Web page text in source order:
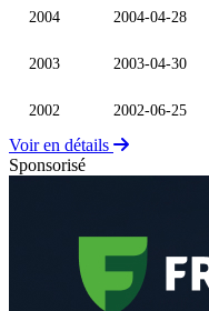
2004 2004-04-28
2003 2003-04-30
2002 2002-06-25
Voir en détails
Sponsorisé